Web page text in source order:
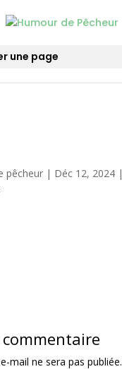
une page
pêcheur| Déc 12, 2024|
mail ne sera pas publiée.